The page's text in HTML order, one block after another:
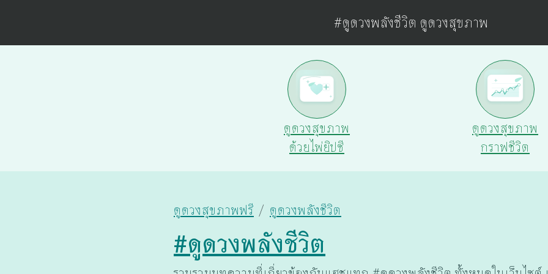
#ดูดวงพลังชีวิต ดูดวงสุขภาพ
ดูดวงสุขภาพ
ด้วยไพ่ยิปซี
ดูดวงสุขภาพ
กราฟชีวิต
ดูดวงสุขภาพฟรี ดูดวงพลังชีวิต
#ดูดวงพลังชีวิต